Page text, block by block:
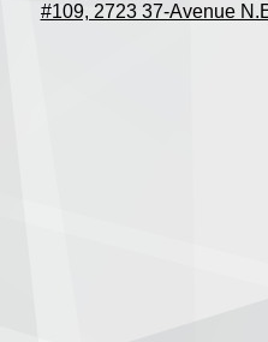
#109, 2723 37-Avenue